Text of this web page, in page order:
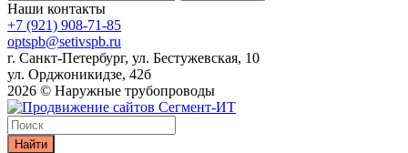
Наши контакты
+7 (921) 908-71-85
optspb@setivspb.ru
г. Санкт-Петербург, ул. Бестужевская, 10
ул. Орджоникидзе, 42б
2026 © Наружные трубопроводы
Найти